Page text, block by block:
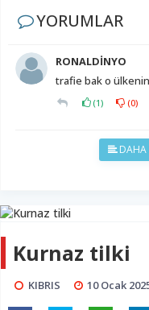
YORUMLAR
RONALDİNYO
trafie bak o
(1) (0)
DAHA
Kurnaz tilki
KIBRIS 10 Ocak